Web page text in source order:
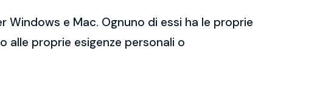
e Mac. Ognuno di essi ha le proprie
alle proprie esigenze personali o